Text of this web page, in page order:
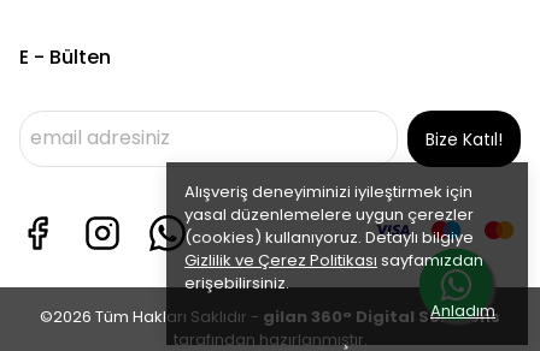
Alışveriş deneyiminizi iyileştirmek için
yasal düzenlemelere uygun çerezler
(cookies) kullanıyoruz. Detaylı bilgiye
Gizlilik ve Çerez Politikası sayfamızdan
erişebilirsiniz.
Anladım
E - Bülten
Bize Katıl!
©2026 Tüm Hakları Saklıdır - gilan 360° Digital Solutions
tarafından hazırlanmıştır.